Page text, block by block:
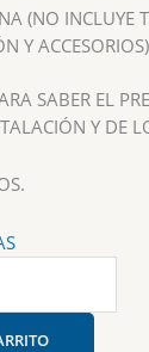
(NO INCLUYE
Y
SABER EL
Y DE